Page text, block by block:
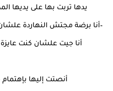
يدها تربت بها على يديها
–أنا برضة مجتش النهاردة
أنا جيت علشان كنت
أنصتت إليها